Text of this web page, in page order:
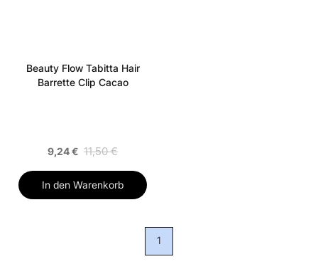
Beauty Flow Tabitta Hair
Barrette Clip Cacao
9,24 € 11,50 €
In den Warenkorb
1